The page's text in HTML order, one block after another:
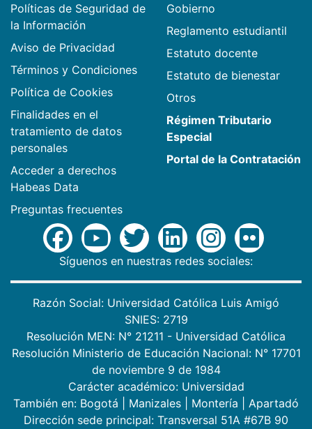
Políticas de Seguridad de
la Información
Aviso de Privacidad
Términos y Condiciones
Política de Cookies
Finalidades en el
tratamiento de datos
personales
Acceder a derechos
Habeas Data
Preguntas frecuentes
Gobierno
Reglamento estudiantil
Estatuto docente
Estatuto de bienestar
Otros
Régimen Tributario
Especial
Portal de la Contratación
Síguenos en nuestras redes sociales:
Razón Social: Universidad Católica Luis Amigó
SNIES: 2719
Resolución MEN: N° 21211 - Universidad Católica
Resolución Ministerio de Educación Nacional: N° 17701
de noviembre 9 de 1984
Carácter académico: Universidad
También en: Bogotá Manizales Montería
Apartadó
Dirección sede principal: Transversal 51A #67B 90